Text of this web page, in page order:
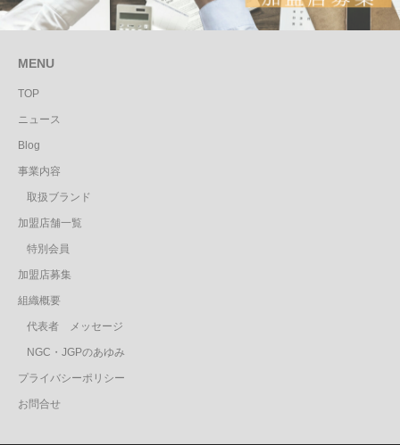
MENU
TOP
ニュース
Blog
事業内容
取扱ブランド
加盟店舗一覧
特別会員
加盟店募集
組織概要
代表者 メッセージ
NGC・JGPのあゆみ
プライバシーポリシー
お問合せ